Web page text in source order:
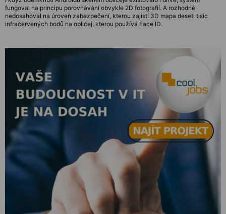
fungoval na principu porovnávání obvykle 2D fotografií. A rozhodně
nedosahoval na úroveň zabezpečení, kterou zajistí 3D mapa deseti tisíc
infračervených bodů na obličej, kterou používá Face ID.